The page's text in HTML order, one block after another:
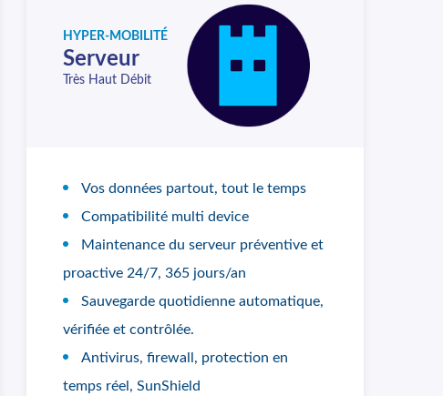
HYPER-MOBILITÉ
Serveur
Très Haut Débit
Vos données partout, tout le temps
Compatibilité multi device
Maintenance du serveur préventive et
proactive 24/7, 365 jours/an
Sauvegarde quotidienne automatique,
vérifiée et contrôlée.
Antivirus, firewall, protection en
temps réel, SunShield